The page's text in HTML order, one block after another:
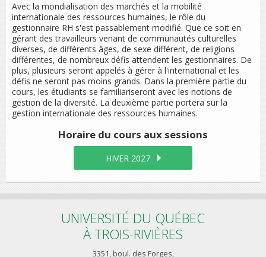
Avec la mondialisation des marchés et la mobilité
internationale des ressources humaines, le rôle du
gestionnaire RH s'est passablement modifié. Que ce soit en
gérant des travailleurs venant de communautés culturelles
diverses, de différents âges, de sexe différent, de religions
différentes, de nombreux défis attendent les gestionnaires. De
plus, plusieurs seront appelés à gérer à l'international et les
défis ne seront pas moins grands. Dans la première partie du
cours, les étudiants se familiariseront avec les notions de
gestion de la diversité. La deuxième partie portera sur la
gestion internationale des ressources humaines.
Horaire du cours aux sessions
HIVER 2027
UNIVERSITÉ DU QUÉBEC
À TROIS-RIVIÈRES
3351, boul. des Forges,